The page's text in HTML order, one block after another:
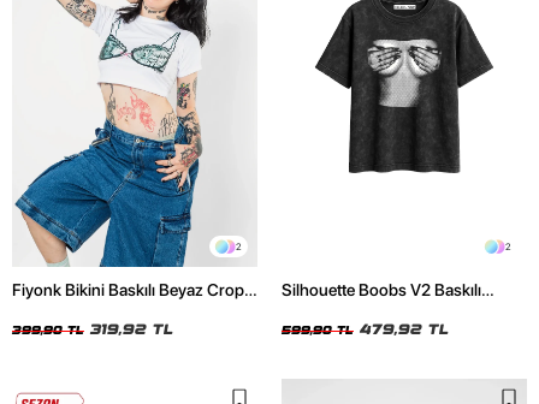
2
Fiyonk Bikini Baskılı Beyaz Crop
399,90 TL 319,92 TL
2
Silhouette Boobs V2 Baskılı
Tshirt
599,90 TL 479,92 TL